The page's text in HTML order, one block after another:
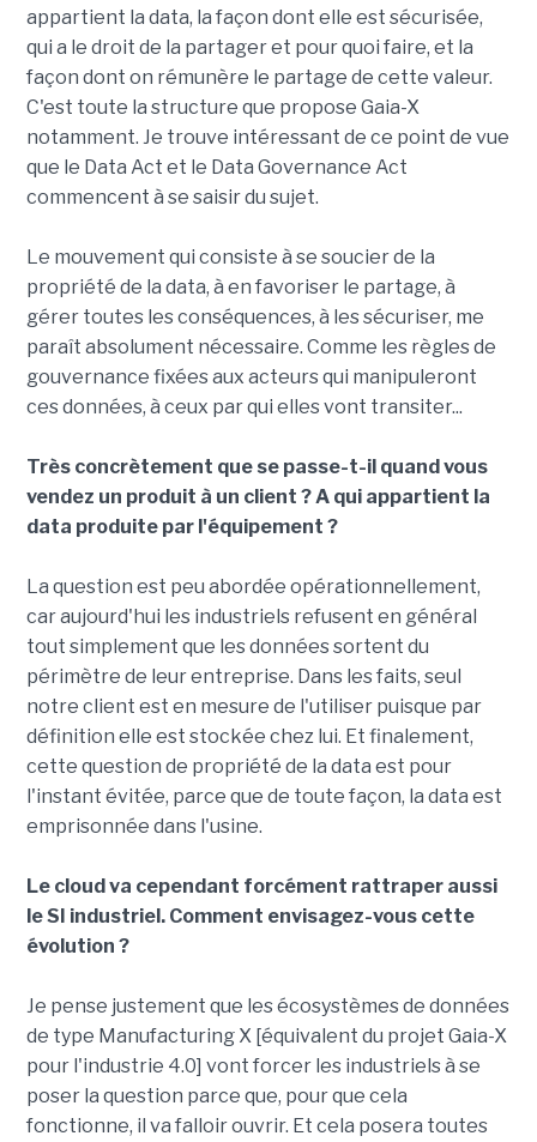
appartient la data, la façon dont elle est sécurisée,
qui a le droit de la partager et pour quoi faire, et la
façon dont on rémunère le partage de cette valeur.
C'est toute la structure que propose Gaia-X
notamment. Je trouve intéressant de ce point de vue
que le Data Act et le Data Governance Act
commencent à se saisir du sujet.
Le mouvement qui consiste à se soucier de la
propriété de la data, à en favoriser le partage, à
gérer toutes les conséquences, à les sécuriser, me
paraît absolument nécessaire. Comme les règles de
gouvernance fixées aux acteurs qui manipuleront
ces données, à ceux par qui elles vont transiter...
Très concrètement que se passe-t-il quand vous
vendez un produit à un client ? A qui appartient la
data produite par l'équipement ?
La question est peu abordée opérationnellement,
car aujourd'hui les industriels refusent en général
tout simplement que les données sortent du
périmètre de leur entreprise. Dans les faits, seul
notre client est en mesure de l'utiliser puisque par
définition elle est stockée chez lui. Et finalement,
cette question de propriété de la data est pour
l'instant évitée, parce que de toute façon, la data est
emprisonnée dans l'usine.
Le cloud va cependant forcément rattraper aussi
le SI industriel. Comment envisagez-vous cette
évolution ?
Je pense justement que les écosystèmes de données
de type Manufacturing X [équivalent du projet Gaia-X
pour l'industrie 4.0] vont forcer les industriels à se
poser la question parce que, pour que cela
fonctionne, il va falloir ouvrir. Et cela posera toutes